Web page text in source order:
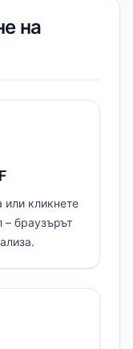
на
или кликнете
– браузърът